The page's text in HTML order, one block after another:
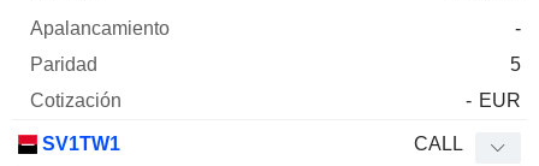
-
5
- EUR
SV1TW1 CALL